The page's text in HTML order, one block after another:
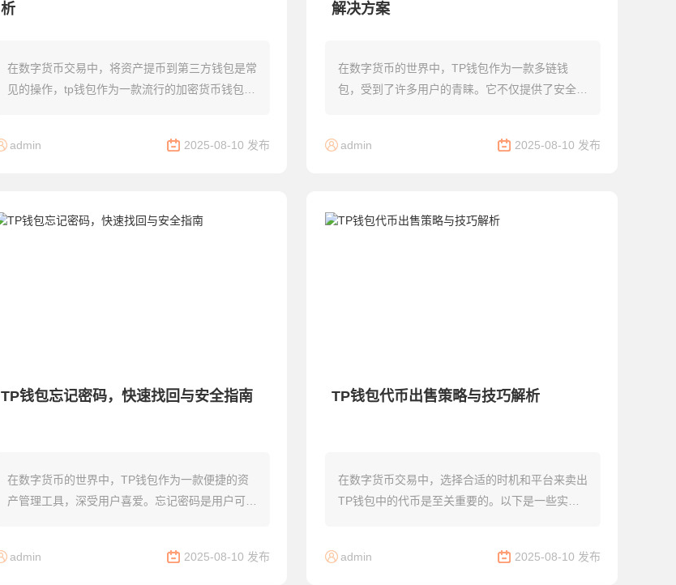
析
在数字货币交易中，将资产提币到第三方钱包是常
见的操作，tp钱包作为一款流行的加密货币钱包，
admin
2025-08-10 发布
解决方案
在数字货币的世界中，TP钱包作为一款多链钱
包，受到了许多用户的青睐。它不仅提供了安全可
法以及如...
admin 2025-08-10 发布
TP钱包忘记密码，快速找回与安全指南
在数字货币的世界中，TP钱包作为一款便捷的资
产管理工具，深受用户喜爱。忘记密码是用户可能
问权...
admin 2025-08-10 发布
TP钱包代币出售策略与技巧解析
在数字货币交易中，选择合适的时机和平台来卖出
TP钱包中的代币是至关重要的。以下是一些实用
admin
2025-08-10 发布